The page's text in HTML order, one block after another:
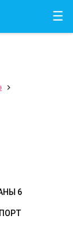
☰

6